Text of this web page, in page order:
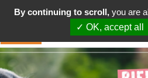
By continuing to scroll, you are
✓ OK, accept all